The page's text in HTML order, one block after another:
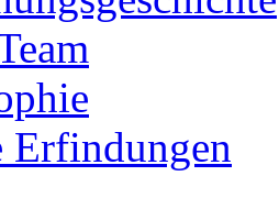
Erfindungen